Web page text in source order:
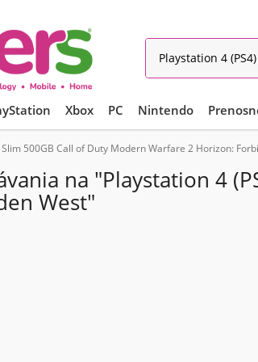
Xbox PC Nintendo
Slim 500GB Call of Duty Modern Warfare 2 Horizon:
na "Playstation 4
West"